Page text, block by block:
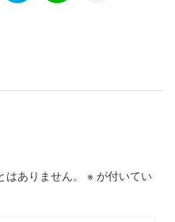
ありません。 ※ が付いてい